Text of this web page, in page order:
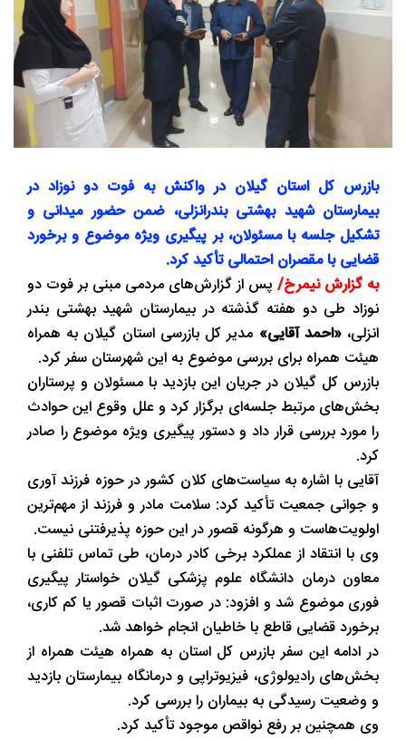
بازرس کل استان گیلان در واکنش به فوت دو نوزاد در
بیمارستان شهید بهشتی بندرانزلی، ضمن حضور میدانی و
تشکیل جلسه با مسئولان، بر پیگیری ویژه موضوع و برخورد
قضایی با مقصران احتمالی تأکید کرد.
به گزارش نیمرخ/ پس از گزارش‌های مردمی مبنی بر فوت دو
نوزاد طی دو هفته گذشته در بیمارستان شهید بهشتی بندر
انزلی،«احمد آقایی» مدیر کل بازرسی استان گیلان به همراه
هیئت همراه برای بررسی موضوع به این شهرستان سفر کرد.
بازرس کل گیلان در جریان این بازدید با مسئولان و پرستاران
بخش‌های مرتبط جلسه‌ای برگزار کرد و علل وقوع این حوادث
را مورد بررسی قرار داد و دستور پیگیری ویژه موضوع را صادر
کرد.
آقایی با اشاره به سیاست‌های کلان کشور در حوزه فرزند آوری
و جوانی جمعیت تأکید کرد: سلامت مادر و فرزند از مهم‌ترین
اولویت‌هاست و هرگونه قصور در این حوزه پذیرفتنی نیست.
وی با انتقاد از عملکرد برخی کادر درمان، طی تماس تلفنی با
معاون درمان دانشگاه علوم پزشکی گیلان خواستار پیگیری
فوری موضوع شد و افزود: در صورت اثبات قصور یا کم‌ کاری،
برخورد قضایی قاطع با خاطیان انجام خواهد شد.
در ادامه این سفر بازرس کل استان به همراه هیئت همراه از
بخش‌های رادیولوژی، فیزیوتراپی و درمانگاه بیمارستان بازدید
و وضعیت رسیدگی به بیماران را بررسی کرد.
وی همچنین بر رفع نواقص موجود تأکید کرد.